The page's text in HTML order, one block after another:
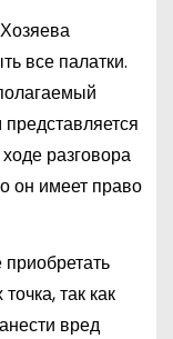
все палатки.
разговора
он имеет право
так как
вред